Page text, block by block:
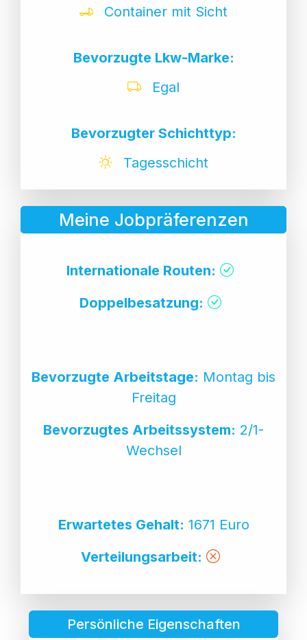
Container mit Sicht
Bevorzugte Lkw-Marke:
Egal
Bevorzugter Schichttyp:
Tagesschicht
Meine Jobpräferenzen
Internationale Routen:
Doppelbesatzung:
Bevorzugte Arbeitstage: Montag bis
Freitag
Bevorzugtes Arbeitssystem: 2/1-
Wechsel
Erwartetes Gehalt: 1671 Euro
Verteilungsarbeit:
Persönliche Eigenschaften